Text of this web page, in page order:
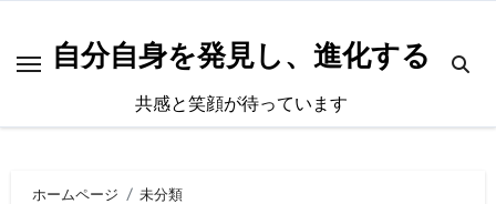
自分自身を発見し、進化する
共感と笑顔が待っています
ホームページ
未分類